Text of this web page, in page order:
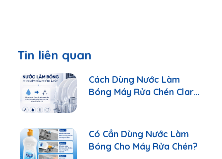
Tin liên quan
Cách Dùng Nước Làm
Bóng Máy Rửa Chén Clara
Có Cần Dùng Nước Làm
Bóng Cho Máy Rửa Chén?